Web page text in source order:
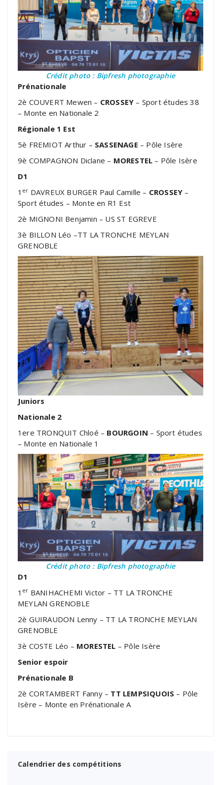
Crédit photo : Bipfresh photographie
Prénationale
2è COUVERT Mewen – CROSSEY – Sport études 38
– Monte en Nationale 2
Régionale 1 Est
5è FREMIOT Arthur – SASSENAGE – Pôle Isère
9è COMPAGNON Diclane – MORESTEL – Pôle Isère
D1
1 er DAVREUX BURGER Paul Camille – CROSSEY –
Sport études – Monte en R1 Est
2è MIGNONI Benjamin – US ST EGREVE
3è BILLON Léo –TT LA TRONCHE MEYLAN
GRENOBLE
Juniors
Nationale 2
1ere TRONQUIT Chloé – BOURGOIN – Sport études
– Monte en Nationale 1
Crédit photo : Bipfresh photographie
D1
1 er BANIHACHEMI Victor – TT LA TRONCHE
MEYLAN GRENOBLE
2è GUIRAUDON Lenny – TT LA TRONCHE MEYLAN
GRENOBLE
3è COSTE Léo – MORESTEL – Pôle Isère
Senior espoir
Prénationale B
2è CORTAMBERT Fanny – TT LEMPSIQUOIS – Pôle
Isère – Monte en Prénationale A
Calendrier des compétitions